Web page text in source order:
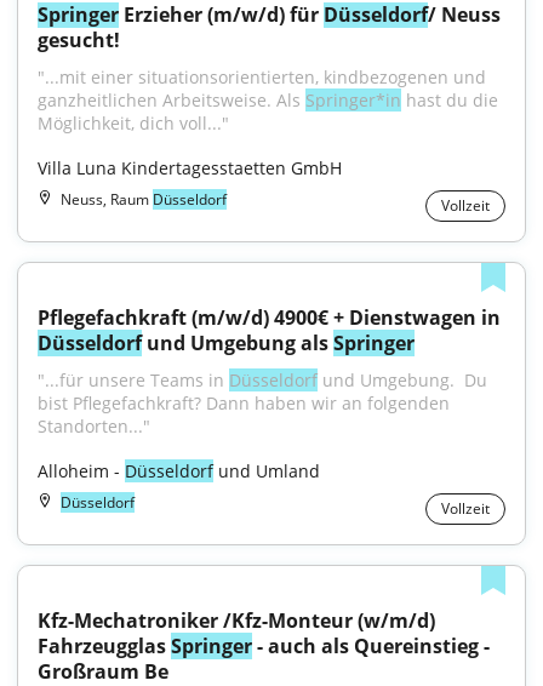
Springer Erzieher (m/w/d) für Düsseldorf/ Neuss
gesucht!
"...mit einer situationsorientierten, kindbezogenen und
ganzheitlichen Arbeitsweise. Als Springer*in hast du die
Möglichkeit, dich voll..."
Villa Luna Kindertagesstaetten GmbH
Neuss, Raum Düsseldorf Vollzeit
Düsseldorf und Umgebung als Springer
"...für unsere Teams in Düsseldorf und Umgebung. ​ Du
bist Pflegefachkraft? Dann haben wir an folgenden
Standorten..."
Alloheim - Düsseldorf und Umland
Düsseldorf Vollzeit
Kfz-Mechatroniker /Kfz-Monteur (w/m/d)
Fahrzeugglas Springer - auch als Quereinstieg -
Großraum Be